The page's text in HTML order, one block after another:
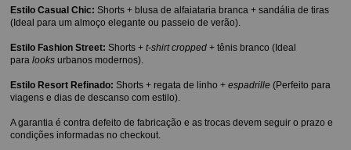
Estilo Casual Chic: Shorts + blusa de alfaiataria branca + sandália de tiras
(Ideal para um almoço elegante ou passeio de verão).
Estilo Fashion Street: Shorts + t-shirt cropped + tênis branco (Ideal
para looks urbanos modernos).
Estilo Resort Refinado: Shorts + regata de linho + espadrille (Perfeito para
viagens e dias de descanso com estilo).
A garantia é contra defeito de fabricação e as trocas devem seguir o prazo e
condições informadas no checkout.